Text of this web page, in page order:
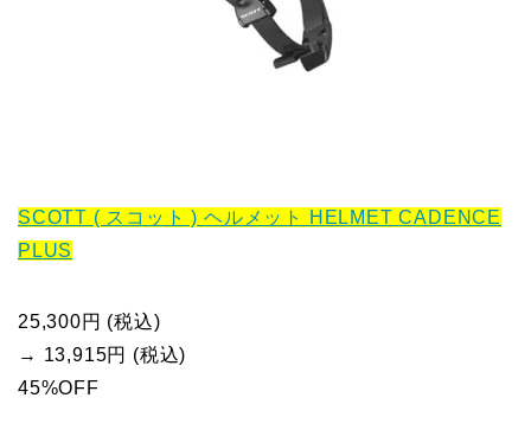
SCOTT ( スコット ) ヘルメット HELMET CADENCE
PLUS
25,300円 (税込)
→ 13,915円 (税込)
45%OFF